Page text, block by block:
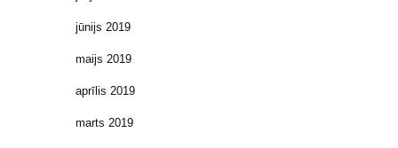
jūnijs 2019
maijs 2019
aprīlis 2019
marts 2019